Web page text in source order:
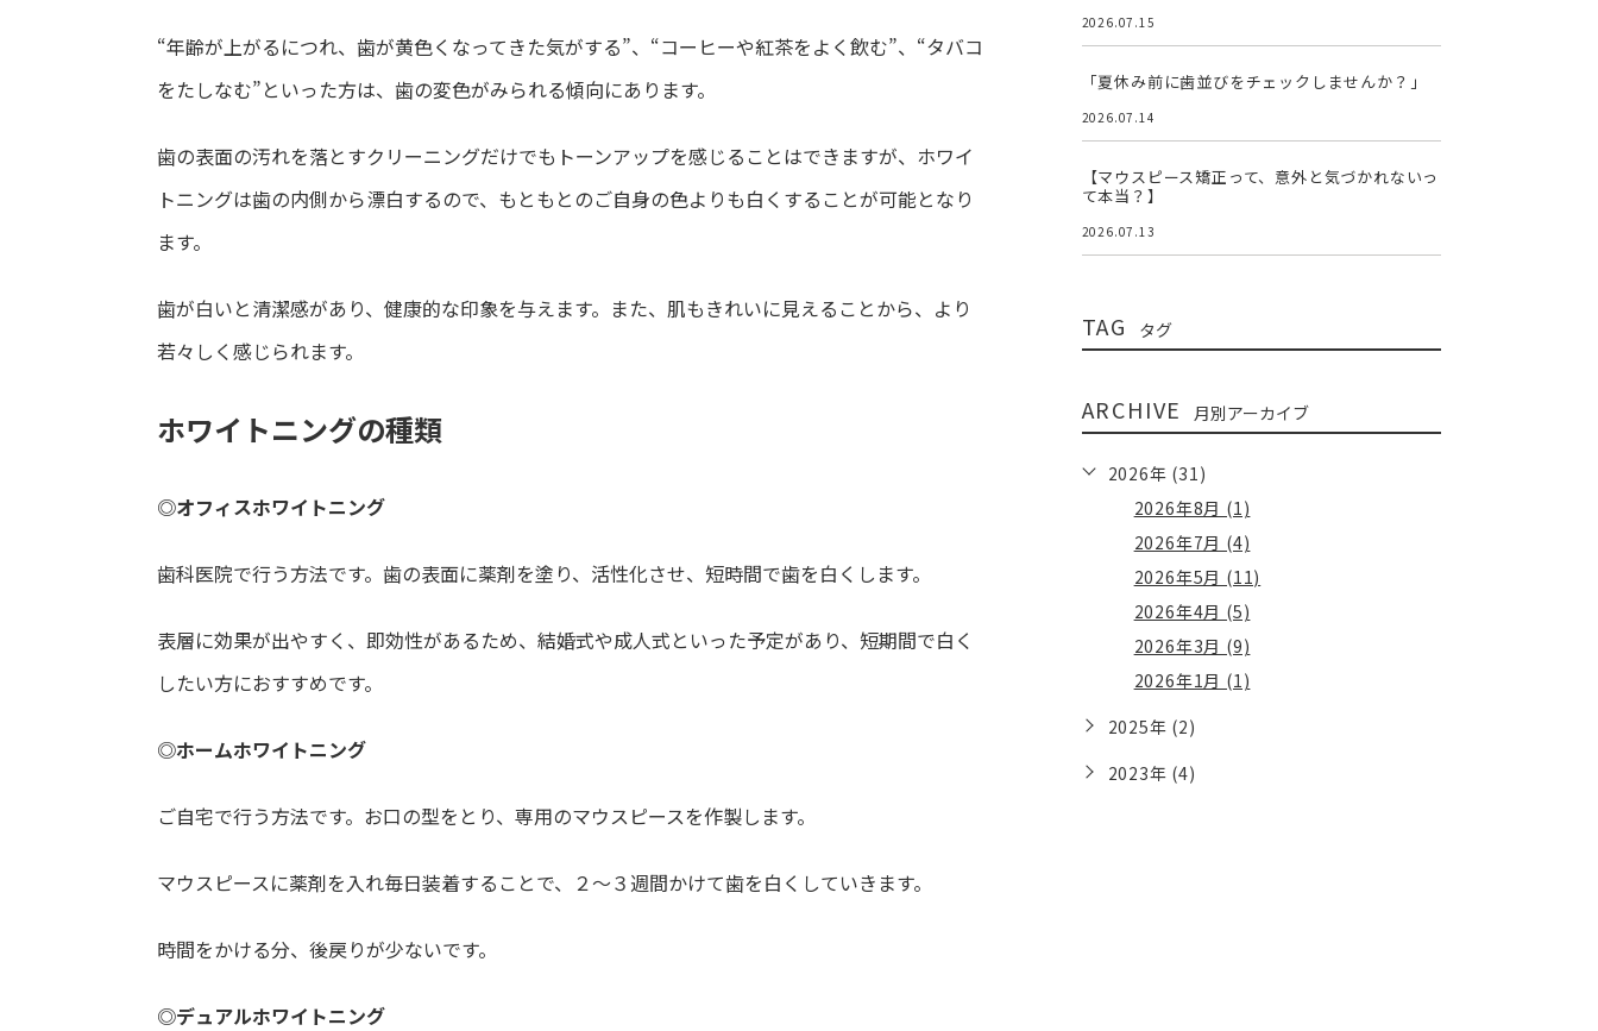
“年齢が上がるにつれ、歯が黄色くなってきた気がする”、“コーヒーや紅茶をよく飲む”、“タバコ
をたしなむ”といった方は、歯の変色がみられる傾向にあります。
歯の表面の汚れを落とすクリーニングだけでもトーンアップを感じることはできますが、ホワイ
トニングは歯の内側から漂白するので、もともとのご自身の色よりも白くすることが可能となり
ます。
歯が白いと清潔感があり、健康的な印象を与えます。また、肌もきれいに見えることから、より
若々しく感じられます。
ホワイトニングの種類
◎オフィスホワイトニング
歯科医院で行う方法です。歯の表面に薬剤を塗り、活性化させ、短時間で歯を白くします。
表層に効果が出やすく、即効性があるため、結婚式や成人式といった予定があり、短期間で白く
したい方におすすめです。
◎ホームホワイトニング
ご自宅で行う方法です。お口の型をとり、専用のマウスピースを作製します。
マウスピースに薬剤を入れ毎日装着することで、２～３週間かけて歯を白くしていきます。
時間をかける分、後戻りが少ないです。
◎デュアルホワイトニング
2026.07.15
「夏休み前に歯並びをチェックしませんか？」
2026.07.14
【マウスピース矯正って、意外と気づかれないっ
て本当？】
2026.07.13
TAG タグ
ARCHIVE 月別アーカイブ
2026年 (31)
2026年8月 (1)
2026年7月 (4)
2026年5月 (11)
2026年4月 (5)
2026年3月 (9)
2026年1月 (1)
2025年 (2)
2023年 (4)